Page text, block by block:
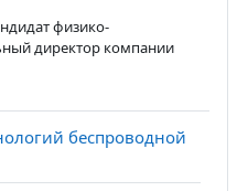
физико-
директор компании
беспроводной